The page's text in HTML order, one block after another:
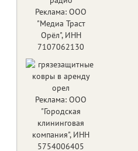
Реклама: ООО
"Медиа Траст
Орёл", ИНН
7107062130
Реклама: ООО
"Городская
клининговая
компания", ИНН
5754006405